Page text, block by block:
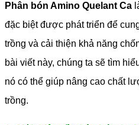
Phân bón Amino Quelant Ca
đặc biệt được phát triển để
trồng và cải thiện khả năng
bài viết này, chúng ta sẽ tìm
nó có thể giúp nâng cao chất
trồng.